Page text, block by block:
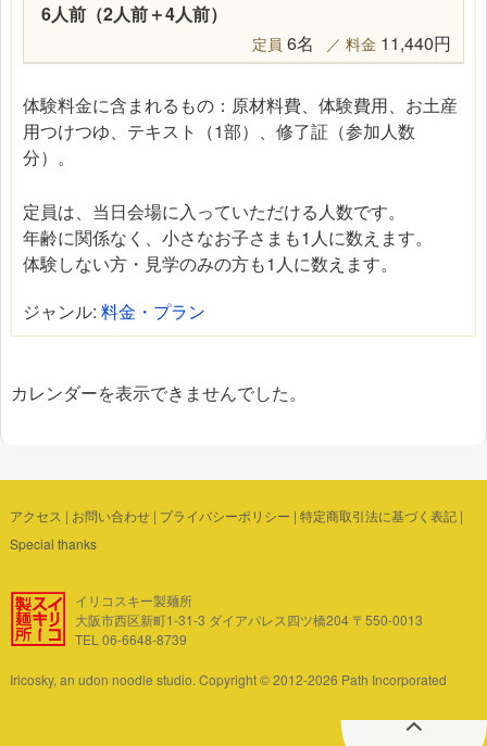
6人前（2人前＋4人前）
6名
11,440円
体験料金に含まれるもの：原材料費、体験費用、お土産
用つけつゆ、テキスト（1部）、修了証（参加人数
分）。
定員は、当日会場に入っていただける人数です。
年齢に関係なく、小さなお子さまも1人に数えます。
体験しない方・見学のみの方も1人に数えます。
ジャンル: 料金・プラン
カレンダーを表示できませんでした。
アクセス | お問い合わせ| プライバシーポリシー | 特定商取引法に基づく表記|
Special thanks
イリコスキー製麺所
大阪市西区新町1-31-3 ダイアパレス四ツ橋204 〒550-0013
TEL 06-6648-8739
Iricosky, an udon noodle studio. Copyright © 2012-2026 Path Incorporated